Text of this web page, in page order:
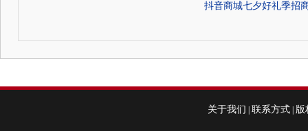
抖音商城七夕好礼季招
关于我们 联系方式 版